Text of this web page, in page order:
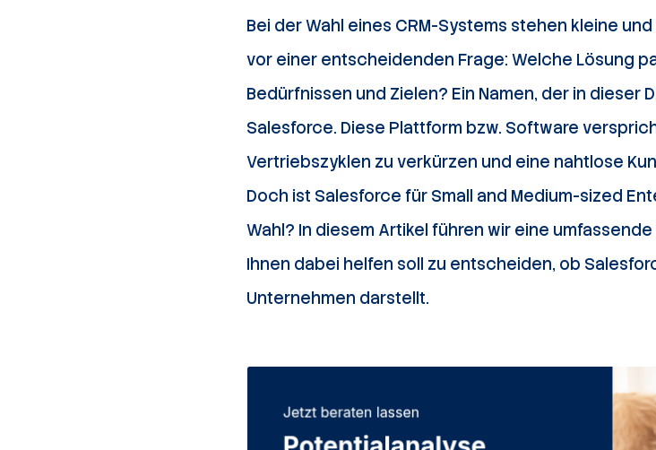
Bei der Wahl eines CRM-Systems stehen kleine
vor einer entscheidenden Frage: Welche Lösung
Bedürfnissen und Zielen? Ein Namen, der in dieser
Salesforce. Diese Plattform bzw. Software
Vertriebszyklen zu verkürzen und eine nahtlose
Doch ist Salesforce für Small and Medium-sized
Wahl? In diesem Artikel führen wir eine
Ihnen dabei helfen soll zu entscheiden, ob
Unternehmen darstellt.